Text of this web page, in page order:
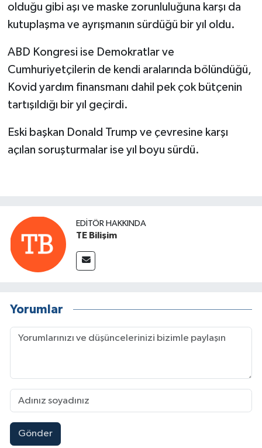
olduğu gibi aşı ve maske zorunluluğuna karşı da
kutuplaşma ve ayrışmanın sürdüğü bir yıl oldu.
ABD Kongresi ise Demokratlar ve
Cumhuriyetçilerin de kendi aralarında bölündüğü,
Kovid yardım finansmanı dahil pek çok bütçenin
tartışıldığı bir yıl geçirdi.
Eski başkan Donald Trump ve çevresine karşı
açılan soruşturmalar ise yıl boyu sürdü.
EDITÖR HAKKINDA
TE Bilişim
Yorumlar
Gönder